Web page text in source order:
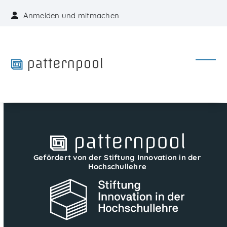
Anmelden und mitmachen
menu
menu
Gefördert von der Stiftung Innovation in der
Hochschullehre